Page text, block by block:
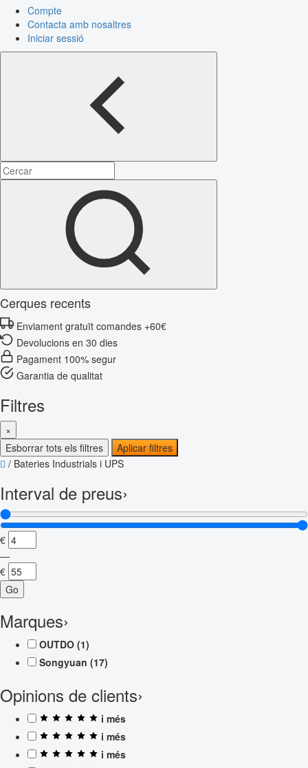
Compte
Contacta amb nosaltres
Iniciar sessió
Cerques recents
Enviament gratuït comandes +60€
Devolucions en 30 dies
Pagament 100% segur
Garantia de qualitat
Filtres
×
Esborrar tots els filtres
Aplicar filtres
/ Bateries Industrials i UPS
Interval de preus›
€
—
€
Go
Marques›
OUTDO (1)
Songyuan (17)
Opinions de clients›
i més
i més
i més